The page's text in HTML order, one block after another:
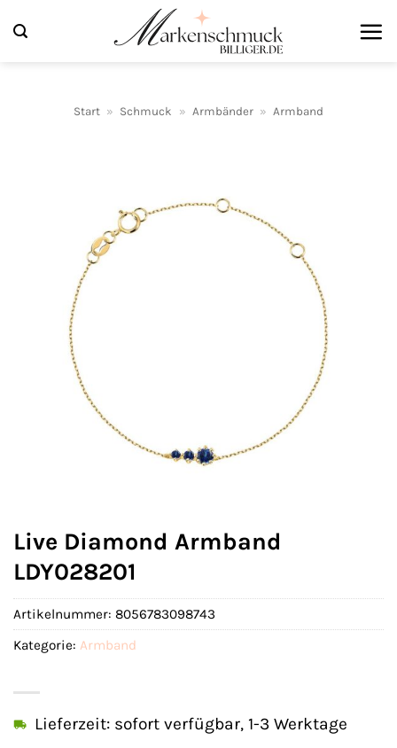
Inhalt
Start » Schmuck » Armbänder » Armband
Live Diamond Armband
LDY028201
Lieferzeit: sofort verfügbar, 1-3 Werktage
Artikelnummer: 8056783098743
Kategorie: Armband